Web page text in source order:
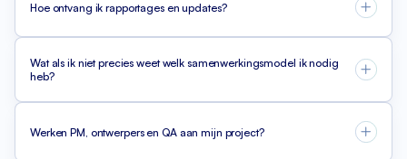
Hoe ontvang ik rapportages en updates?
Wat als ik niet precies weet welk samenwerkingsmodel ik nodig
heb?
Werken PM, ontwerpers en QA aan mijn project?